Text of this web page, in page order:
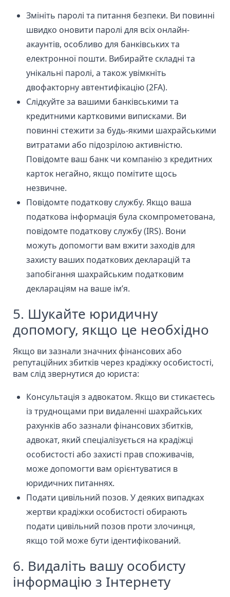
Змініть паролі та питання безпеки. Ви повинні
швидко оновити паролі для всіх онлайн-
акаунтів, особливо для банківських та
електронної пошти. Вибирайте складні та
унікальні паролі, а також увімкніть
двофакторну автентифікацію (2FA).
Слідкуйте за вашими банківськими та
кредитними картковими виписками. Ви
повинні стежити за будь-якими шахрайськими
витратами або підозрілою активністю.
Повідомте ваш банк чи компанію з кредитних
карток негайно, якщо помітите щось
незвичне.
Повідомте податкову службу. Якщо ваша
податкова інформація була скомпрометована,
повідомте податкову службу (IRS). Вони
можуть допомогти вам вжити заходів для
захисту ваших податкових декларацій та
запобігання шахрайським податковим
деклараціям на ваше ім’я.
5. Шукайте юридичну
допомогу, якщо це необхідно
Якщо ви зазнали значних фінансових або
репутаційних збитків через крадіжку особистості,
вам слід звернутися до юриста:
Консультація з адвокатом. Якщо ви стикаєтесь
із труднощами при видаленні шахрайських
рахунківабо зазнали фінансових збитків,
адвокат, який спеціалізується на крадіжці
особистості або захисті прав споживачів,
може допомогти вам орієнтуватися в
юридичних питаннях.
Подати цивільний позов. У деяких випадках
жертви крадіжки особистості обирають
подати цивільний позов проти злочинця,
якщо той може бути ідентифікований.
6. Видаліть вашу особисту
інформацію з Інтернету